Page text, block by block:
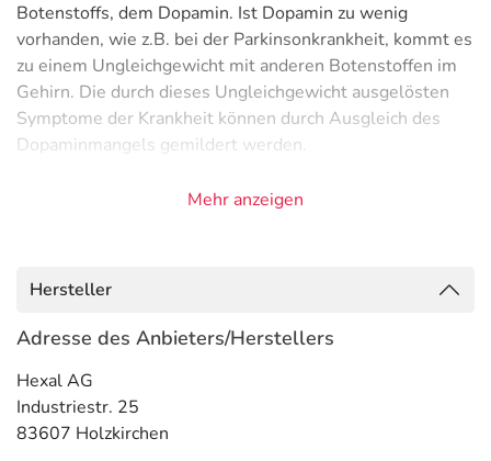
Botenstoffs, dem Dopamin. Ist Dopamin zu wenig
vorhanden, wie z.B. bei der Parkinsonkrankheit, kommt es
zu einem Ungleichgewicht mit anderen Botenstoffen im
Gehirn. Die durch dieses Ungleichgewicht ausgelösten
Symptome der Krankheit können durch Ausgleich des
Dopaminmangels gemildert werden.
Anwendungsgebiete
Gegenanzeigen
Was spricht gegen eine Anwendung?
Immer:
- Überempfindlichkeit gegen die Inhaltsstoffe
- Engwinkelglaukom
Mehr anzeigen
Hersteller
Adresse des Anbieters/Herstellers
Hexal AG
Industriestr. 25
83607 Holzkirchen